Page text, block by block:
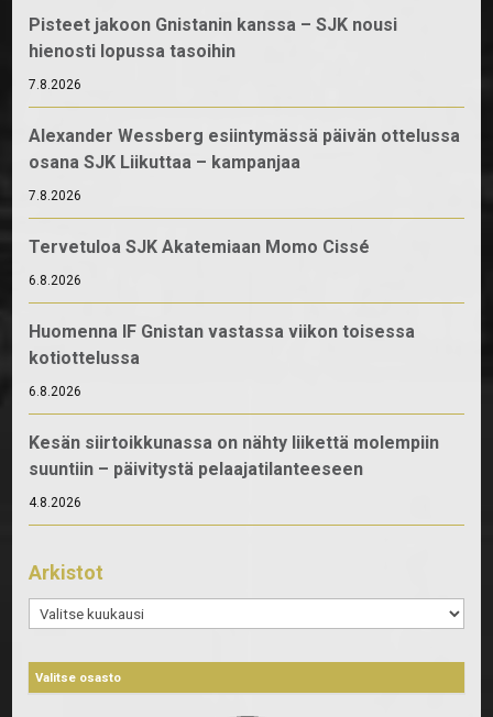
Pisteet jakoon Gnistanin kanssa – SJK nousi
hienosti lopussa tasoihin
7.8.2026
Alexander Wessberg esiintymässä päivän ottelussa
osana SJK Liikuttaa – kampanjaa
7.8.2026
Tervetuloa SJK Akatemiaan Momo Cissé
6.8.2026
Huomenna IF Gnistan vastassa viikon toisessa
kotiottelussa
6.8.2026
Kesän siirtoikkunassa on nähty liikettä molempiin
suuntiin – päivitystä pelaajatilanteeseen
4.8.2026
Arkistot
Arkistot